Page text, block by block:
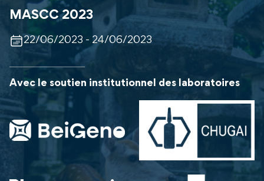
MASCC 2023
22/06/2023 - 24/06/2023
Avec le soutien institutionnel des laboratoires